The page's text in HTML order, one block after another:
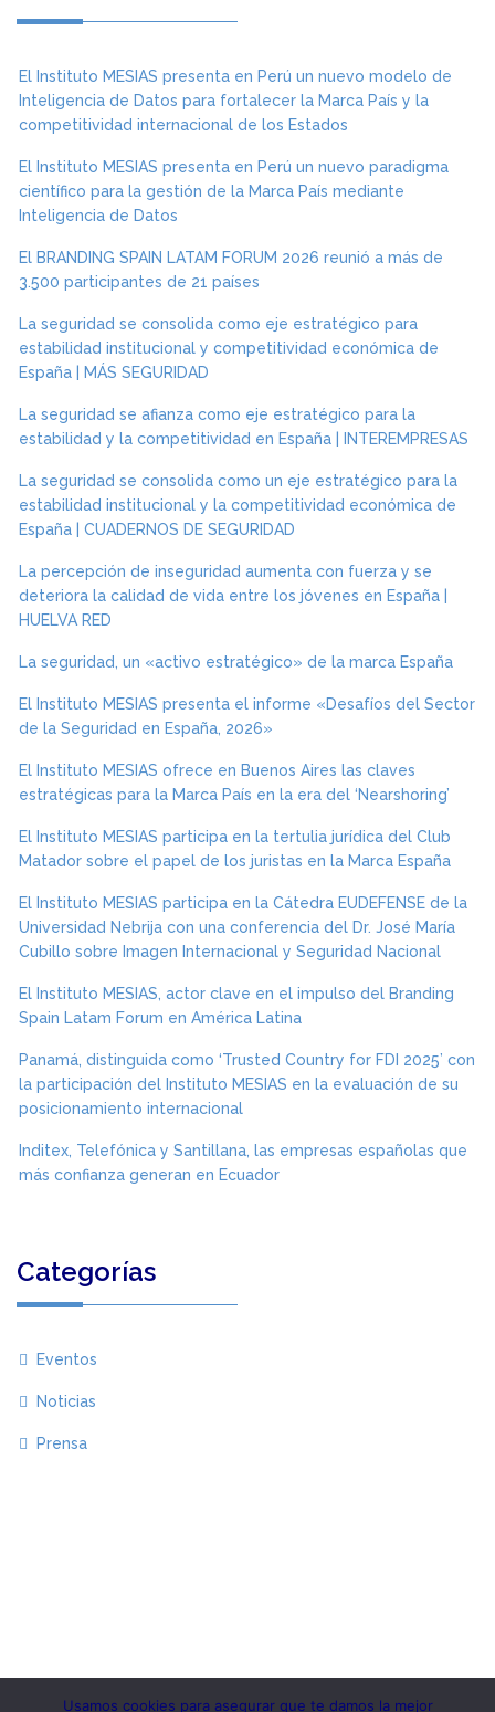
El Instituto MESIAS presenta en Perú un nuevo modelo de
Inteligencia de Datos para fortalecer la Marca País y la
competitividad internacional de los Estados
El Instituto MESIAS presenta en Perú un nuevo paradigma
científico para la gestión de la Marca País mediante
Inteligencia de Datos
El BRANDING SPAIN LATAM FORUM 2026 reunió a más de
3.500 participantes de 21 países
La seguridad se consolida como eje estratégico para
estabilidad institucional y competitividad económica de
España | MÁS SEGURIDAD
La seguridad se afianza como eje estratégico para la
estabilidad y la competitividad en España | INTEREMPRESAS
La seguridad se consolida como un eje estratégico para la
estabilidad institucional y la competitividad económica de
España | CUADERNOS DE SEGURIDAD
La percepción de inseguridad aumenta con fuerza y se
deteriora la calidad de vida entre los jóvenes en España |
HUELVA RED
La seguridad, un «activo estratégico» de la marca España
El Instituto MESIAS presenta el informe «Desafíos del Sector
de la Seguridad en España, 2026»
El Instituto MESIAS ofrece en Buenos Aires las claves
estratégicas para la Marca País en la era del ‘Nearshoring’
El Instituto MESIAS participa en la tertulia jurídica del Club
Matador sobre el papel de los juristas en la Marca España
El Instituto MESIAS participa en la Cátedra EUDEFENSE de la
Universidad Nebrija con una conferencia del Dr. José María
Cubillo sobre Imagen Internacional y Seguridad Nacional
El Instituto MESIAS, actor clave en el impulso del Branding
Spain Latam Forum en América Latina
Panamá, distinguida como ‘Trusted Country for FDI 2025’ con
la participación del Instituto MESIAS en la evaluación de su
posicionamiento internacional
Inditex, Telefónica y Santillana, las empresas españolas que
más confianza generan en Ecuador
Categorías
Eventos
Noticias
Prensa
Usamos cookies para asegurar que te damos la mejor